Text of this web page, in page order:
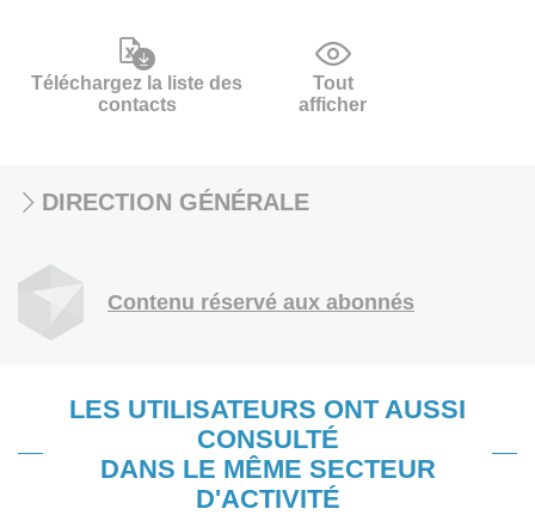
Téléchargez la liste des
contacts
Tout
afficher
DIRECTION GÉNÉRALE
Contenu réservé aux abonnés
LES UTILISATEURS ONT AUSSI
CONSULTÉ
DANS LE MÊME SECTEUR
D'ACTIVITÉ